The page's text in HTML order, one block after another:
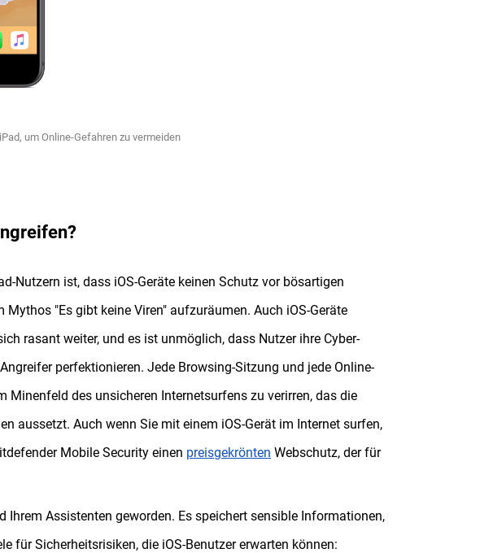
um Online-Gefahren zu vermeiden
Nutzern ist, dass iOS-Geräte keinen Schutz vor bösartigen
"Es gibt keine Viren" aufzuräumen. Auch iOS-Geräte
rasant weiter, und es ist unmöglich, dass Nutzer ihre Cyber-
perfektionieren. Jede Browsing-Sitzung und jede Online-
des unsicheren Internetsurfens zu verirren, das die
aussetzt. Auch wenn Sie mit einem iOS-Gerät im Internet surfen,
Mobile Security einen preisgekrönten Webschutz, der für
Ihrem Assistenten geworden. Es speichert sensible Informationen,
für Sicherheitsrisiken, die iOS-Benutzer erwarten können: